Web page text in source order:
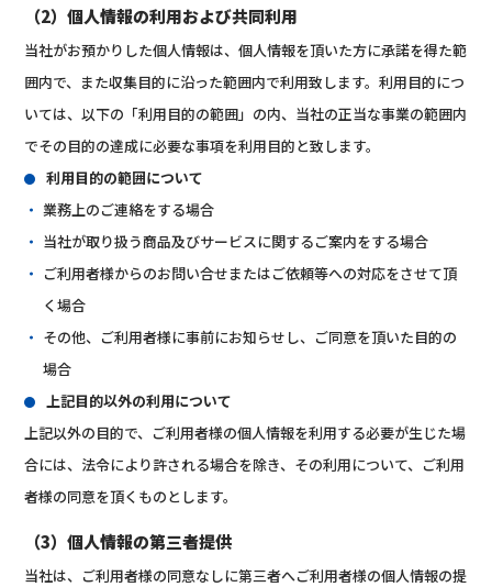
（2）個人情報の利用および共同利用
当社がお預かりした個人情報は、個人情報を頂いた方に承諾を得た範
囲内で、また収集目的に沿った範囲内で利用致します。利用目的につ
いては、以下の「利用目的の範囲」の内、当社の正当な事業の範囲内
でその目的の達成に必要な事項を利用目的と致します。
利用目的の範囲について
業務上のご連絡をする場合
当社が取り扱う商品及びサービスに関するご案内をする場合
ご利用者様からのお問い合せまたはご依頼等への対応をさせて頂
く場合
その他、ご利用者様に事前にお知らせし、ご同意を頂いた目的の
場合
上記目的以外の利用について
上記以外の目的で、ご利用者様の個人情報を利用する必要が生じた場
合には、法令により許される場合を除き、その利用について、ご利用
者様の同意を頂くものとします。
（3）個人情報の第三者提供
当社は、ご利用者様の同意なしに第三者へご利用者様の個人情報の提